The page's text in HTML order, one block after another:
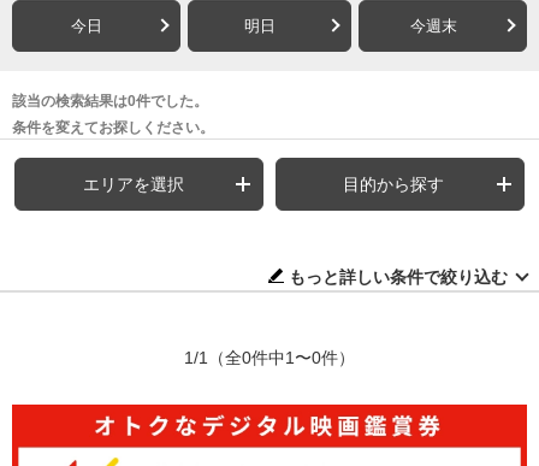
今日 明日 今週末
該当の検索結果は0件でした。
条件を変えてお探しください。
エリアを選択 目的から探す
もっと詳しい条件で絞り込む
1/1 （全0件中1〜0件）